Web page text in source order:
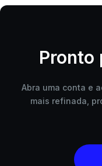
Pronto
Abra uma conta e
mais refinada,